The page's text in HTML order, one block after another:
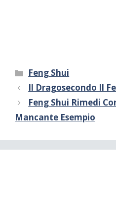
Categorie
Feng Shui
Il Dragosecondo Il
Feng Shui Rimedi
Mancante Esempio